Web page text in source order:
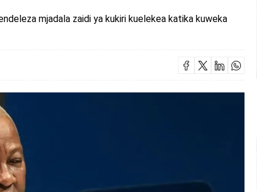
mjadala zaidi ya kukiri kuelekea katika kuweka